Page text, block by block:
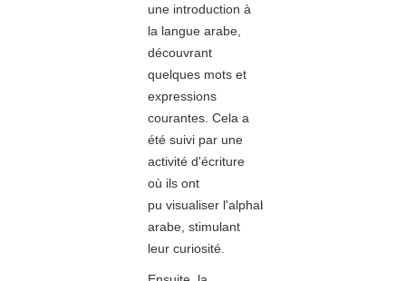
une introduction à
la langue arabe,
découvrant
quelques mots et
expressions
courantes. Cela a
été suivi par une
activité d'écriture
où ils ont
pu visualiser l'alphabet
arabe, stimulant
leur curiosité.